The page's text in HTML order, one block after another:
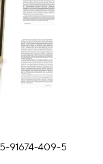
91674-409-5